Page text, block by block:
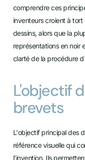
comprendre ces
inventeurs croient à
dessins, alors que la
représentations en noir
clarté de la procédure
L'objectif
brevets
L'objectif principal des
référence visuelle qui
l'invention. Ils